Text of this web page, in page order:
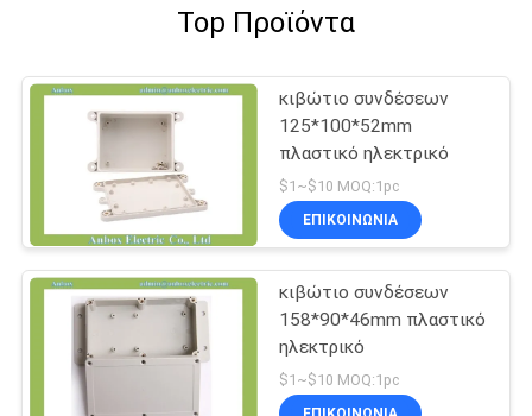
Top Προϊόντα
κιβώτιο συνδέσεων
125*100*52mm
πλαστικό ηλεκτρικό
$1~$10 MOQ:1pc
ΕΠΙΚΟΙΝΩΝΊΑ
κιβώτιο συνδέσεων
158*90*46mm πλαστικό
ηλεκτρικό
$1~$10 MOQ:1pc